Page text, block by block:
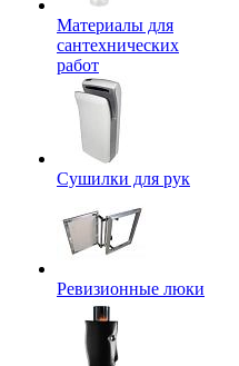
Материалы для
сантехнических
работ
Сушилки для рук
Ревизионные люки